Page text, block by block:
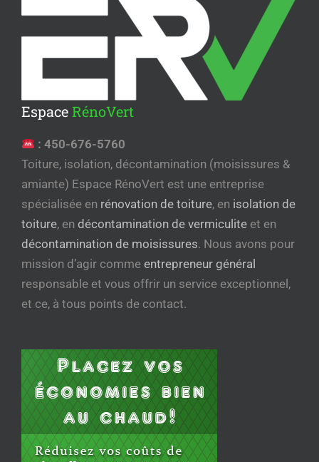
EspaceRénoVert
:450-676-5760
Toiture, isolation, décontamination (moisissures &
amiante) Espace RénoVert est une entreprise
spécialisée en rénovation de toiture, en isolation de
toiture, en décontamination de vermiculite et en
décontamination de moisissures. Nous avons pour
mission d’agir comme entrepreneur général
responsable et vous offrir un service exceptionnel,
et ce, à tous points de contact.